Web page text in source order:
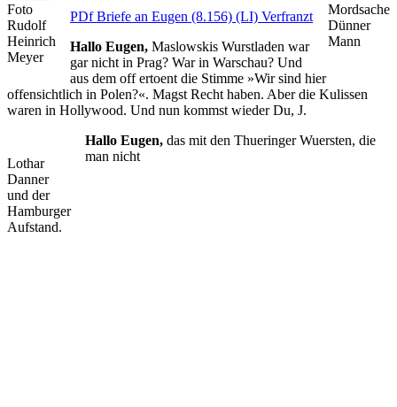
Mordsache
Dünner
Mann
Foto
Rudolf
Heinrich
Meyer
PDf Briefe an Eugen (8.156) (LI) Verfranzt
Hallo Eugen, Maslowskis Wurstladen war
gar nicht in Prag? War in Warschau? Und
aus dem off ertoent die Stimme »Wir sind hier
offensichtlich in Polen?«. Magst Recht haben. Aber die Kulissen
waren in Hollywood. Und nun kommst wieder Du, J.
Lothar
Danner
und der
Hamburger
Aufstand.
Hallo Eugen, das mit den Thueringer Wuersten, die
man nicht